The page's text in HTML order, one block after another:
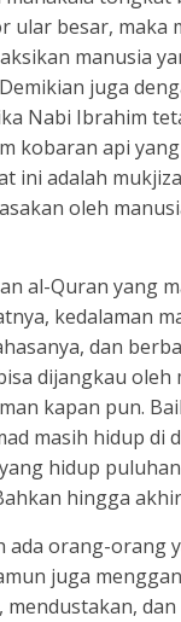
ular besar, maka
manusia
juga
Nabi Ibrahim
kobaran api
ini adalah
oleh
al-Quran yang
kedalaman
dan
dijangkau oleh
kapan pun.
masih hidup di
hidup
hingga
ada orang-orang
juga
mendustakan, dan